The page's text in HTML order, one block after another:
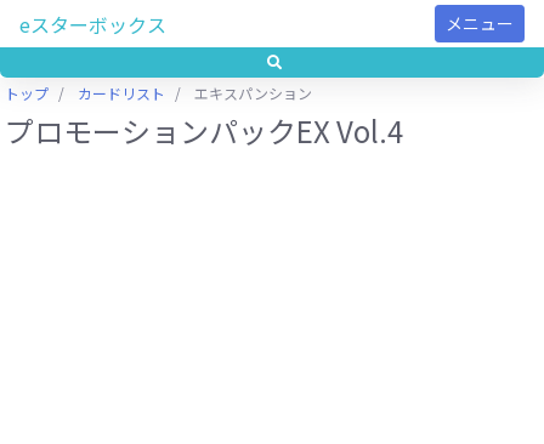
eスターボックス メニュー
トップ カードリスト エキスパンション
プロモーションパックEX Vol.4